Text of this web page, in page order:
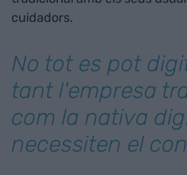
cuidadors.
No tot es pot
tant l'empresa
com la nativa
necessiten el